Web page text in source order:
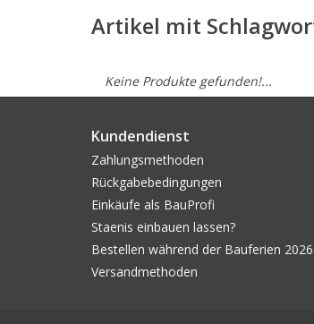
Artikel mit
Keine Produkte gefunden!...
Kundendienst
Zahlungsmethoden
Rückgabebedingungen
Einkäufe als BauProfi
Staenis einbauen lassen?
Bestellen während der Bauferien 2026
Versandmethoden